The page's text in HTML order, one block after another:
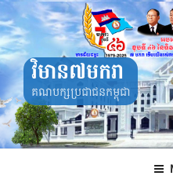
Skip
to
content
វិមាន៧មករា
គណបក្សប្រជាជនកម្ពុជា